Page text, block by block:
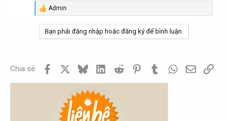
R
:
Admin
Bạn phải đăng nhập hoặc đăng ký để bình luận.
Chia sẻ: Facebook BlueskyLinkedInReddit PinterestTumblrWhatsApp
EmailLink